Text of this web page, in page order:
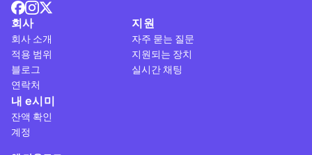
회사
회사 소개
적용 범위
블로그
연락처
지원
자주 묻는 질문
지원되는 장치
실시간 채팅
내 e시미
잔액 확인
계정